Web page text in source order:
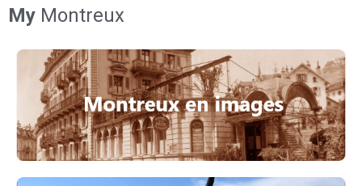
My Montreux